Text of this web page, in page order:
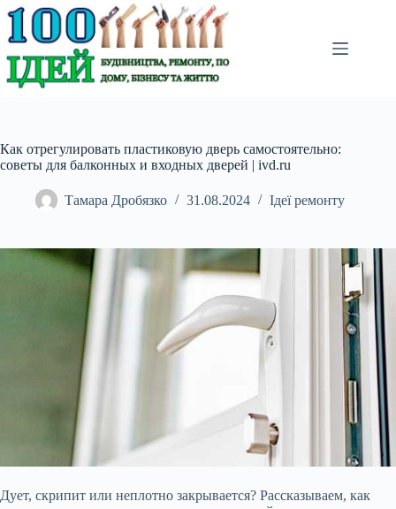
Перейти
до
вмісту
Как отрегулировать пластиковую дверь самостоятельно:
советы для балконных и входных дверей | ivd.ru
Тамара Дробязко 31.08.2024 Ідеї ремонту
Дует, скрипит или неплотно закрывается? Рассказываем, как